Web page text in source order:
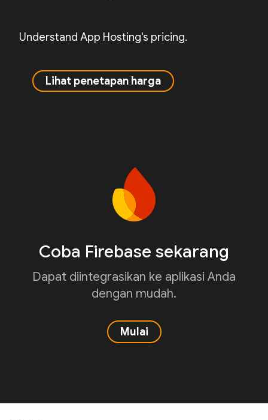
Understand App Hosting's pricing.
Lihat penetapan harga
Coba Firebase sekarang
Dapat diintegrasikan ke aplikasi Anda
dengan mudah.
Mulai